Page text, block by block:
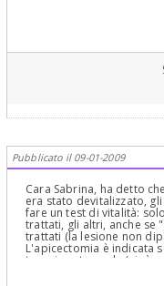
Pubblicato il 09-01-2009
Cara Sabrina, ha detto
era stato devitalizzato,
fare un test di vitalità:
trattati, gli altri, anche se
trattati (la lesione non
L'apicectomia è indicata
terapia ortograda (cioè